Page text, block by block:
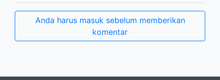
Anda harus masuk sebelum memberikan
komentar